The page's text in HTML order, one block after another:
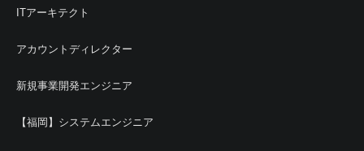
ITアーキテクト
アカウントディレクター
新規事業開発エンジニア
【福岡】システムエンジニア